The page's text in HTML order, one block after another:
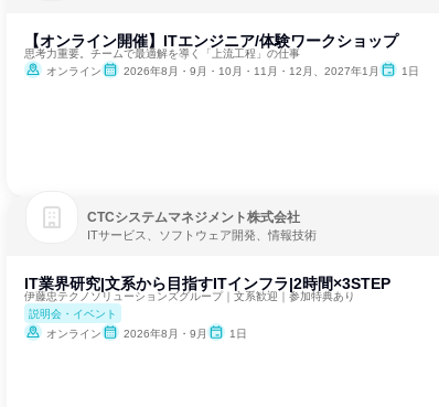
【オンライン開催】ITエンジニア/体験ワークショップ
思考力重要。チームで最適解を導く「上流工程」の仕事
オンライン
2026年8月・9月・10月・11月・12月、2027年1月 1日
CTCシステムマネジメント株式会社
ITサービス、ソフトウェア開発、情報技術
IT業界研究|文系から目指すITインフラ|2時間×3STEP
伊藤忠テクノソリューションズグループ｜文系歓迎｜参加特典あり
説明会・イベント
オンライン
2026年8月・9月 1日